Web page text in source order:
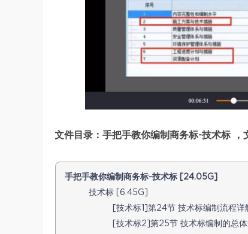
文件目录：手把手教你编制商务标-技术标
手把手教你编制商务标-技术标 [24.05G]
技术标 [6.45G]
[技术标1]第24节 技术标编制流程
[技术标2]第25节 技术标编制的总